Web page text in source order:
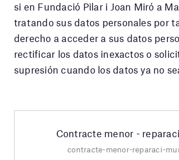
si en Fundació Pilar i Joan Miró a
tratando sus datos personales por
derecho a acceder a sus datos
rectificar los datos inexactos o
supresión cuando los datos ya no
Contracte menor -
contracte-menor-reparaci-